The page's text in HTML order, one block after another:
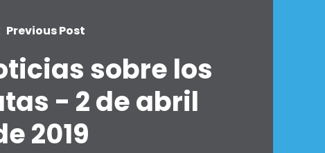
Previous Post
sobre los
- 2 de abril
2019